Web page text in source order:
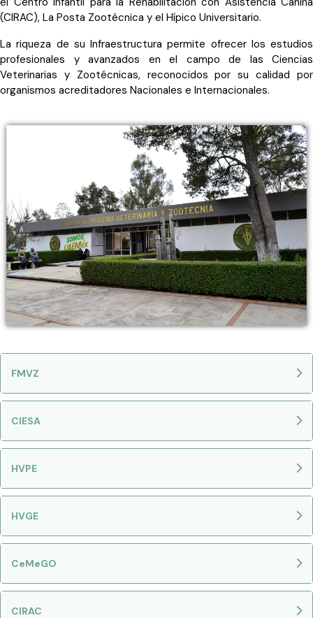
(CIRAC), La Posta Zootécnica y el Hípico Universitario.
La riqueza de su Infraestructura permite ofrecer los estudios
profesionales y avanzados en el campo de las Ciencias
Veterinarias y Zootécnicas, reconocidos por su calidad por
organismos acreditadores Nacionales e Internacionales.
FMVZ
CIESA
HVPE
HVGE
CeMeGO
CIRAC